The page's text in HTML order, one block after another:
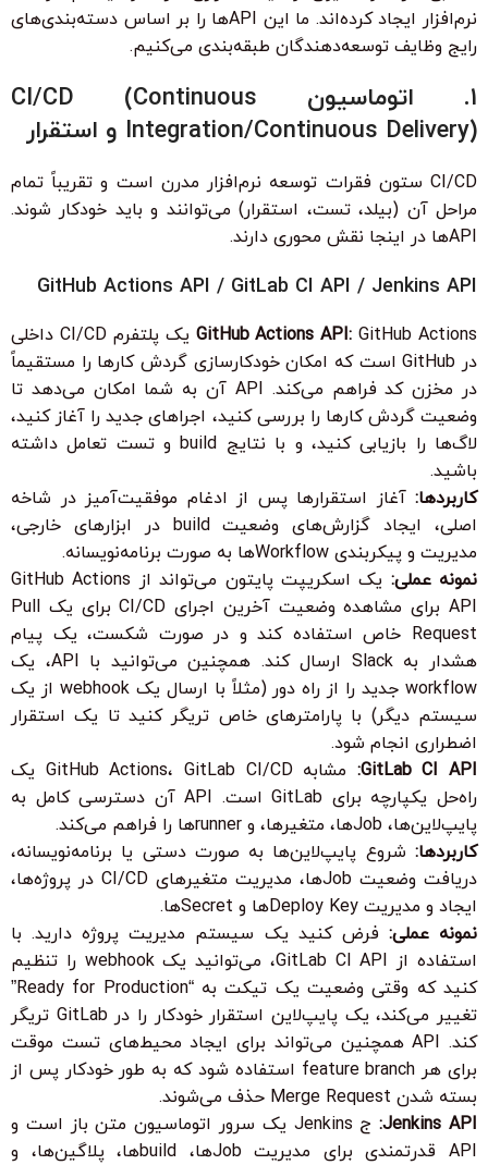
نرم‌افزار ایجاد کرده‌اند. ما این APIها را بر اساس دسته‌بندی‌های
رایج وظایف توسعه‌دهندگان طبقه‌بندی می‌کنیم.
1. اتوماسیون CI/CD (Continuous
Integration/Continuous Delivery) و استقرار
CI/CD ستون فقرات توسعه نرم‌افزار مدرن است و تقریباً تمام
مراحل آن (بیلد، تست، استقرار) می‌توانند و باید خودکار شوند.
APIها در اینجا نقش محوری دارند.
GitHub Actions API / GitLab CI API / Jenkins API
GitHub Actions API:
GitHub Actions یک پلتفرم CI/CD داخلی
در GitHub است که امکان خودکارسازی گردش کارها را مستقیماً
در مخزن کد فراهم می‌کند. API آن به شما امکان می‌دهد تا
وضعیت گردش کارها را بررسی کنید، اجراهای جدید را آغاز کنید،
لاگ‌ها را بازیابی کنید، و با نتایج build و تست تعامل داشته
باشید.
کاربردها: آغاز استقرارها پس از ادغام موفقیت‌آمیز در شاخه
اصلی، ایجاد گزارش‌های وضعیت build در ابزارهای خارجی،
مدیریت و پیکربندی Workflowها به صورت برنامه‌نویسانه.
نمونه عملی:
یک اسکریپت پایتون می‌تواند از GitHub Actions
API برای مشاهده وضعیت آخرین اجرای CI/CD برای یک Pull
Request خاص استفاده کند و در صورت شکست، یک پیام
هشدار به Slack ارسال کند. همچنین می‌توانید با API، یک
workflow جدید را از راه دور (مثلاً با ارسال یک webhook از یک
سیستم دیگر) با پارامترهای خاص تریگر کنید تا یک استقرار
اضطراری انجام شود.
GitLab CI API:
مشابه GitHub Actions، GitLab CI/CD یک
راه‌حل یکپارچه برای GitLab است. API آن دسترسی کامل به
پایپ‌لاین‌ها، Jobها، متغیرها، و runnerها را فراهم می‌کند.
کاربردها: شروع پایپ‌لاین‌ها به صورت دستی یا برنامه‌نویسانه،
دریافت وضعیت Jobها، مدیریت متغیرهای CI/CD در پروژه‌ها،
ایجاد و مدیریت Deploy Keyها و Secretها.
نمونه عملی: فرض کنید یک سیستم مدیریت پروژه دارید. با
استفاده از GitLab CI API، می‌توانید یک webhook را تنظیم
کنید که وقتی وضعیت یک تیکت به “Ready for Production”
تغییر می‌کند، یک پایپ‌لاین استقرار خودکار را در GitLab تریگر
کند. API همچنین می‌تواند برای ایجاد محیط‌های تست موقت
برای هر feature branch استفاده شود که به طور خودکار پس از
بسته شدن Merge Request حذف می‌شوند.
Jenkins API:
ج Jenkins یک سرور اتوماسیون متن باز است و
API قدرتمندی برای مدیریت Jobها، buildها، پلاگین‌ها، و